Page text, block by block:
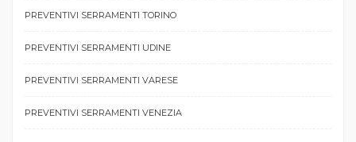
PREVENTIVI SERRAMENTI TORINO
PREVENTIVI SERRAMENTI UDINE
PREVENTIVI SERRAMENTI VARESE
PREVENTIVI SERRAMENTI VENEZIA